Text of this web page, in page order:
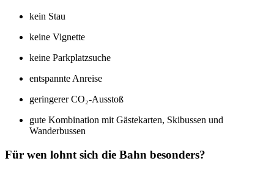
kein Stau
keine Vignette
keine Parkplatzsuche
entspannte Anreise
geringerer CO₂-Ausstoß
gute Kombination mit Gästekarten, Skibussen und
Wanderbussen
Für wen lohnt sich die Bahn besonders?